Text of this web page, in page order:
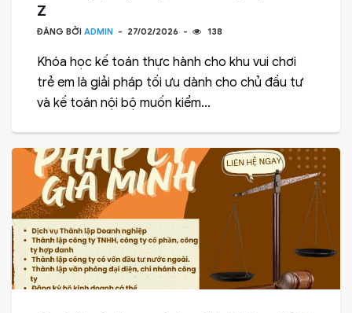
Z
ĐĂNG BỞI ADMIN 27/02/2026 138
Khóa học kế toán thực hành cho khu vui chơi
trẻ em là giải pháp tối ưu dành cho chủ đầu tư
và kế toán nội bộ muốn kiểm...